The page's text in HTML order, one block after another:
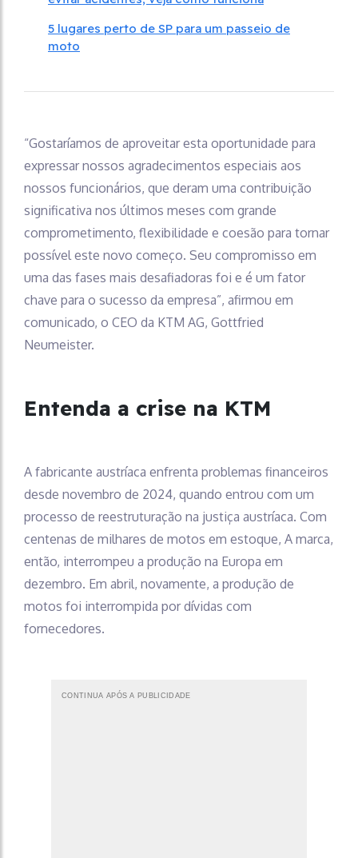
5 lugares perto de SP para um passeio de
moto
“Gostaríamos de aproveitar esta oportunidade para
expressar nossos agradecimentos especiais aos
nossos funcionários, que deram uma contribuição
significativa nos últimos meses com grande
comprometimento, flexibilidade e coesão para tornar
possível este novo começo. Seu compromisso em
uma das fases mais desafiadoras foi e é um fator
chave para o sucesso da empresa”, afirmou em
comunicado, o CEO da KTM AG, Gottfried
Neumeister.
Entenda a crise na KTM
A fabricante austríaca enfrenta problemas financeiros
desde novembro de 2024, quando entrou com um
processo de reestruturação na justiça austríaca. Com
centenas de milhares de motos em estoque, A marca,
então, interrompeu a produção na Europa em
dezembro. Em abril, novamente, a produção de
motos foi interrompida por dívidas com
fornecedores.
CONTINUA APÓS A PUBLICIDADE